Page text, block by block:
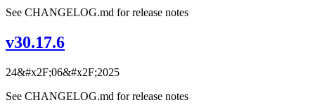
See CHANGELOG.md for release notes
v30.17.6
24&#x2F;06&#x2F;2025
See CHANGELOG.md for release notes